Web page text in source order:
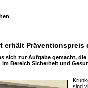
erhält Präventionspreis
sich zur Aufgabe gemacht,
Bereich Sicherheit und
sind